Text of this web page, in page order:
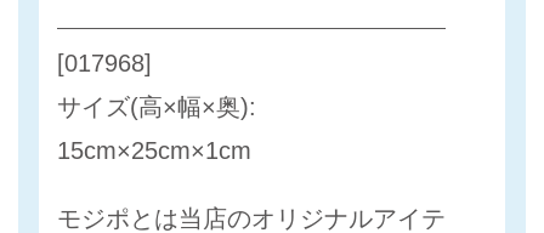
[017968]
サイズ(高×幅×奥):
15cm×25cm×1cm
モジポとは当店のオリジナルアイテ